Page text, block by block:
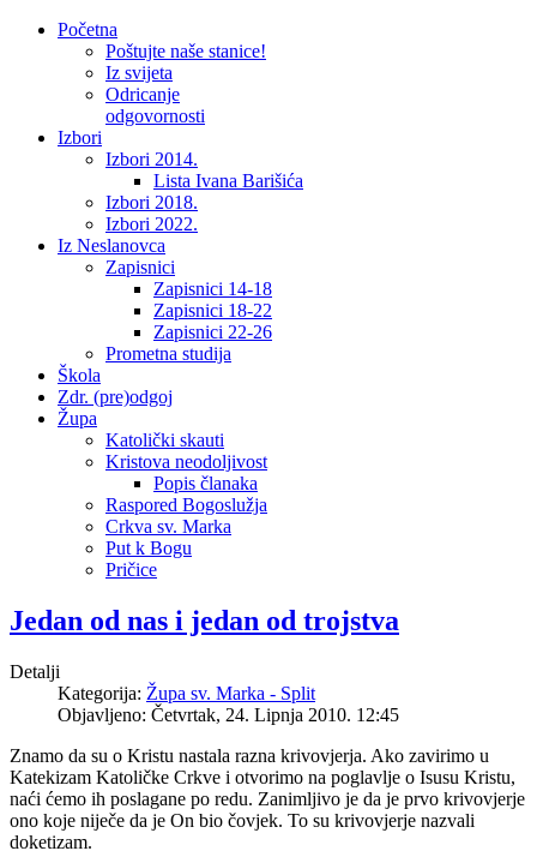
Početna
Poštujte naše stanice!
Iz svijeta
Odricanje
odgovornosti
Izbori
Izbori 2014.
Lista Ivana Barišića
Izbori 2018.
Izbori 2022.
Iz Neslanovca
Zapisnici
Zapisnici 14-18
Zapisnici 18-22
Zapisnici 22-26
Prometna studija
Škola
Zdr. (pre)odgoj
Župa
Katolički skauti
Kristova neodoljivost
Popis članaka
Raspored Bogoslužja
Crkva sv. Marka
Put k Bogu
Pričice
Jedan od nas i jedan od trojstva
Detalji
Kategorija: Župa sv. Marka - Split
Objavljeno: Četvrtak, 24. Lipnja 2010. 12:45
Znamo da su o Kristu nastala razna krivovjerja. Ako zavirimo u
Katekizam Katoličke Crkve i otvorimo na poglavlje o Isusu Kristu,
naći ćemo ih poslagane po redu. Zanimljivo je da je prvo krivovjerje
ono koje niječe da je On bio čovjek. To su krivovjerje nazvali
doketizam.